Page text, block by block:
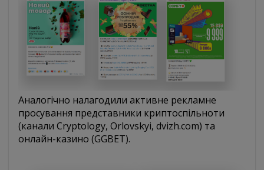
Аналогічно налагодили активне рекламне
просування представники криптоспільноти
(канали Cryptology, Orlovskyi, dvizh.com) та
онлайн-казино (GGBET).